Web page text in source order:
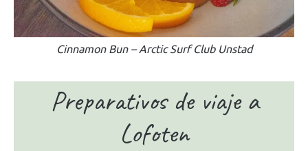
Cinnamon Bun – Arctic Surf Club Unstad
Preparativos de viaje a
Lofoten